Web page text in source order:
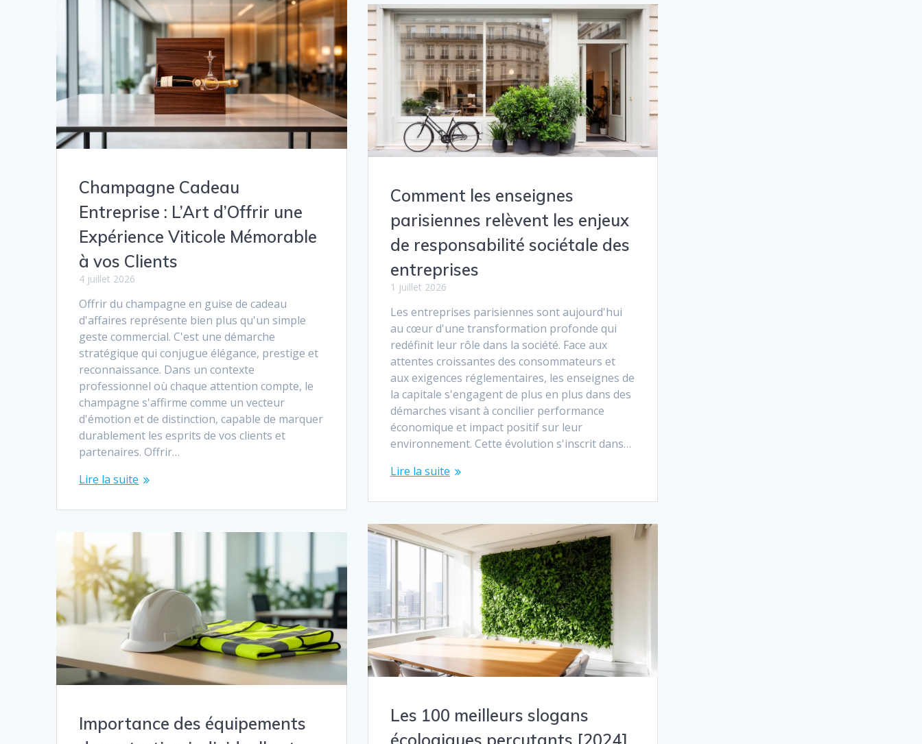
Champagne Cadeau
Entreprise : L’Art d’Offrir une
Expérience Viticole Mémorable
à vos Clients
4 juillet 2026
Offrir du champagne en guise de cadeau
d'affaires représente bien plus qu'un simple
geste commercial. C'est une démarche
stratégique qui conjugue élégance, prestige et
reconnaissance. Dans un contexte
professionnel où chaque attention compte, le
champagne s'affirme comme un vecteur
d'émotion et de distinction, capable de marquer
durablement les esprits de vos clients et
partenaires. Offrir…
Lire la suite
Comment les enseignes
parisiennes relèvent les enjeux
de responsabilité sociétale des
entreprises
1 juillet 2026
Les entreprises parisiennes sont aujourd'hui
au cœur d'une transformation profonde qui
redéfinit leur rôle dans la société. Face aux
attentes croissantes des consommateurs et
aux exigences réglementaires, les enseignes de
la capitale s'engagent de plus en plus dans des
démarches visant à concilier performance
économique et impact positif sur leur
environnement. Cette évolution s'inscrit dans…
Lire la suite
Les 100 meilleurs slogans
écologiques percutants [2024]
Importance des équipements